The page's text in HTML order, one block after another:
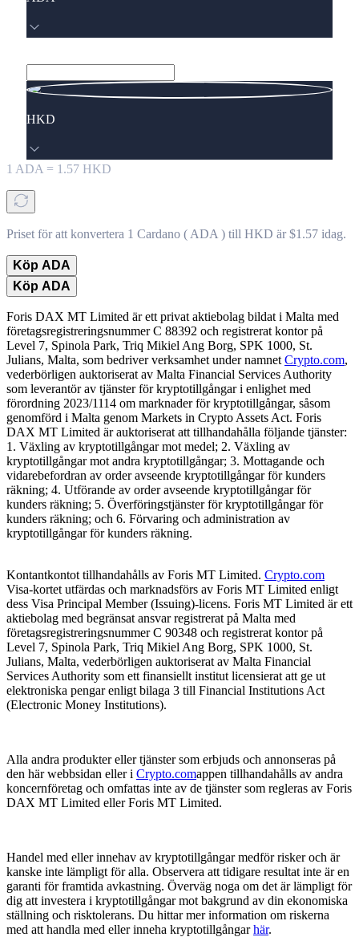
HKD
1 ADA = 1.57 HKD
Priset för att konvertera 1 Cardano ( ADA ) till HKD är $1.57 idag.
Köp ADA
Köp ADA
Foris DAX MT Limited är ett privat aktiebolag bildat i Malta med
företagsregistreringsnummer C 88392 och registrerat kontor på
Level 7, Spinola Park, Triq Mikiel Ang Borg, SPK 1000, St.
Julians, Malta, som bedriver verksamhet under namnet Crypto.com,
vederbörligen auktoriserat av Malta Financial Services Authority
som leverantör av tjänster för kryptotillgångar i enlighet med
förordning 2023/1114 om marknader för kryptotillgångar, såsom
genomförd i Malta genom Markets in Crypto Assets Act. Foris
DAX MT Limited är auktoriserat att tillhandahålla följande tjänster:
1. Växling av kryptotillgångar mot medel; 2. Växling av
kryptotillgångar mot andra kryptotillgångar; 3. Mottagande och
vidarebefordran av order avseende kryptotillgångar för kunders
räkning; 4. Utförande av order avseende kryptotillgångar för
kunders räkning; 5. Överföringstjänster för kryptotillgångar för
kunders räkning; och 6. Förvaring och administration av
kryptotillgångar för kunders räkning.
Kontantkontot tillhandahålls av Foris MT Limited. Crypto.com
Visa-kortet utfärdas och marknadsförs av Foris MT Limited enligt
dess Visa Principal Member (Issuing)-licens. Foris MT Limited är ett
aktiebolag med begränsat ansvar registrerat på Malta med
företagsregistreringsnummer C 90348 och registrerat kontor på
Level 7, Spinola Park, Triq Mikiel Ang Borg, SPK 1000, St.
Julians, Malta, vederbörligen auktoriserat av Malta Financial
Services Authority som ett finansiellt institut licensierat att ge ut
elektroniska pengar enligt bilaga 3 till Financial Institutions Act
(Electronic Money Institutions).
Alla andra produkter eller tjänster som erbjuds och annonseras på
den här webbsidan eller i Crypto.comappen tillhandahålls av andra
koncernföretag och omfattas inte av de tjänster som regleras av Foris
DAX MT Limited eller Foris MT Limited.
Handel med eller innehav av kryptotillgångar medför risker och är
kanske inte lämpligt för alla. Observera att tidigare resultat inte är en
garanti för framtida avkastning. Överväg noga om det är lämpligt för
dig att investera i kryptotillgångar mot bakgrund av din ekonomiska
ställning och risktolerans. Du hittar mer information om riskerna
med att handla med eller inneha kryptotillgångarhär.